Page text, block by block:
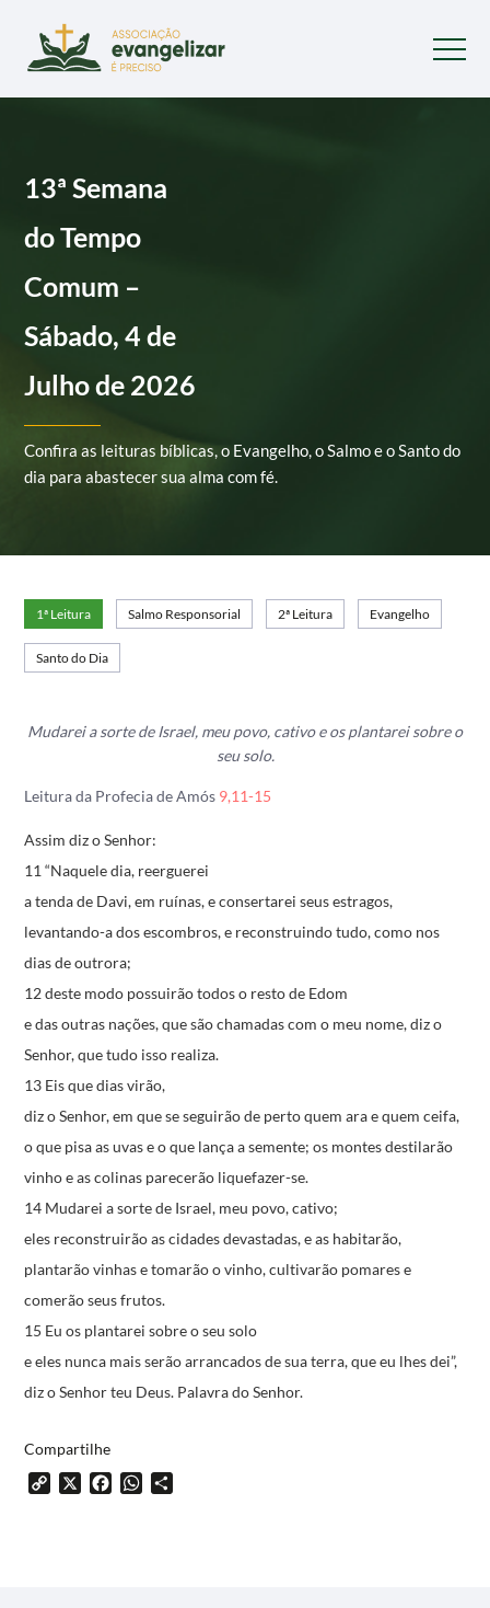
13ª Semana
do Tempo
Comum –
Sábado, 4 de
Julho de 2026
Confira as leituras bíblicas, o Evangelho, o Salmo e o Santo do
dia para abastecer sua alma com fé.
1ª Leitura Salmo Responsorial 2ª Leitura Evangelho
Santo do Dia
Mudarei a sorte de Israel, meu povo, cativoe os plantarei sobre o
seu solo.
Leitura da Profecia de Amós 9,11-15
Assim diz o Senhor:
11 “Naquele dia, reerguerei
a tenda de Davi, em ruínas,e consertarei seus estragos,
levantando-a dos escombros,e reconstruindo tudo, como nos
dias de outrora;
12 deste modo possuirão todos o resto de Edom
e das outras nações,que são chamadas com o meu nome,diz o
Senhor, que tudo isso realiza.
13 Eis que dias virão,
diz o Senhor,em que se seguirão de perto quem ara e quem ceifa,
o que pisa as uvas e o que lança a semente; os montes destilarão
vinhoe as colinas parecerão liquefazer-se.
14 Mudarei a sorte de Israel, meu povo, cativo;
eles reconstruirão as cidades devastadas,e as habitarão,
plantarão vinhas e tomarão o vinho,cultivarão pomares e
comerão seus frutos.
15 Eu os plantarei sobre o seu solo
e eles nunca mais serão arrancadosde sua terra, que eu lhes dei”,
diz o Senhor teu Deus. Palavra do Senhor.
Compartilhe
Copy X FacebookWhatsApp